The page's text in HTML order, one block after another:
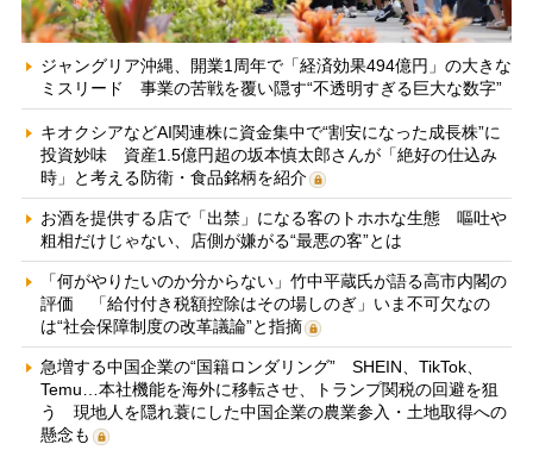
ジャングリア沖縄、開業1周年で「経済効果494億円」の大きな
ミスリード 事業の苦戦を覆い隠す“不透明すぎる巨大な数字”
キオクシアなどAI関連株に資金集中で“割安になった成長株”に
投資妙味 資産1.5億円超の坂本慎太郎さんが「絶好の仕込み
時」と考える防衛・食品銘柄を紹介
お酒を提供する店で「出禁」になる客のトホホな生態 嘔吐や
粗相だけじゃない、店側が嫌がる“最悪の客”とは
「何がやりたいのか分からない」竹中平蔵氏が語る高市内閣の
評価 「給付付き税額控除はその場しのぎ」いま不可欠なの
は“社会保障制度の改革議論”と指摘
急増する中国企業の“国籍ロンダリング” SHEIN、TikTok、
Temu…本社機能を海外に移転させ、トランプ関税の回避を狙
う 現地人を隠れ蓑にした中国企業の農業参入・土地取得への
懸念も